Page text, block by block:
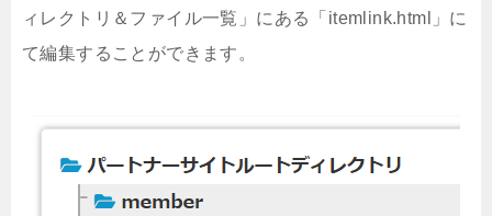
ィレクトリ＆ファイル一覧」にある「itemlink.html」に
て編集することができます。